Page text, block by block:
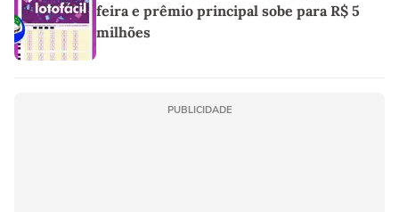
feira e prêmio principal sobe para R$ 5
milhões
PUBLICIDADE